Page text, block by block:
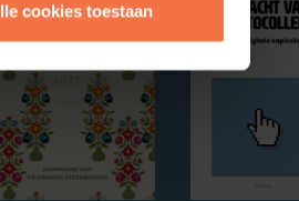
cookies toestaan